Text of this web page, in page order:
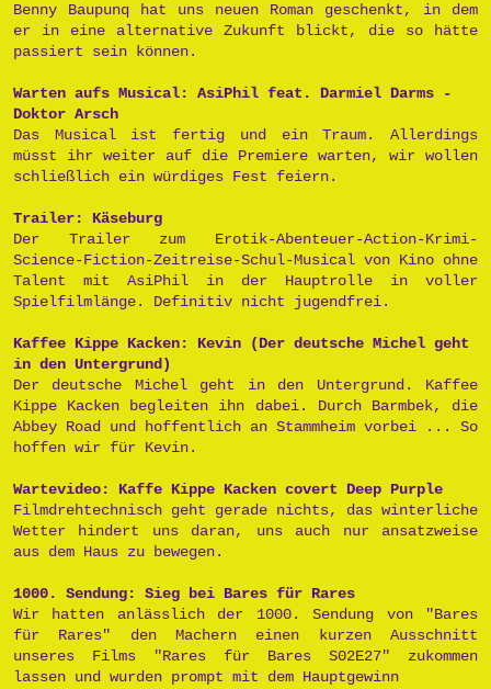
Benny Baupunq hat uns neuen Roman geschenkt, in dem
er in eine alternative Zukunft blickt, die so hätte
passiert sein können.
Warten aufs Musical: AsiPhil feat. Darmiel Darms -
Doktor Arsch
Das Musical ist fertig und ein Traum. Allerdings
müsst ihr weiter auf die Premiere warten, wir wollen
schließlich ein würdiges Fest feiern.
Trailer: Käseburg
Der Trailer zum Erotik-Abenteuer-Action-Krimi-
Science-Fiction-Zeitreise-Schul-Musical von Kino ohne
Talent mit AsiPhil in der Hauptrolle in voller
Spielfilmlänge. Definitiv nicht jugendfrei.
Kaffee Kippe Kacken: Kevin (Der deutsche Michel geht
in den Untergrund)
Der deutsche Michel geht in den Untergrund. Kaffee
Kippe Kacken begleiten ihn dabei. Durch Barmbek, die
Abbey Road und hoffentlich an Stammheim vorbei ... So
hoffen wir für Kevin.
Wartevideo: Kaffe Kippe Kacken covert Deep Purple
Filmdrehtechnisch geht gerade nichts, das winterliche
Wetter hindert uns daran, uns auch nur ansatzweise
aus dem Haus zu bewegen.
1000. Sendung: Sieg bei Bares für Rares
Wir hatten anlässlich der 1000. Sendung von "Bares
für Rares" den Machern einen kurzen Ausschnitt
unseres Films "Rares für Bares S02E27" zukommen
lassen und wurden prompt mit dem Hauptgewinn